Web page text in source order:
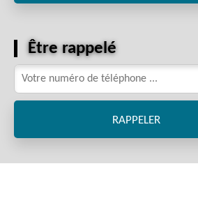
Être rappelé